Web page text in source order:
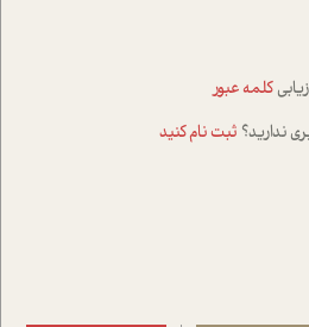
کلمه عبور
ندارید؟ ثبت نام کنید